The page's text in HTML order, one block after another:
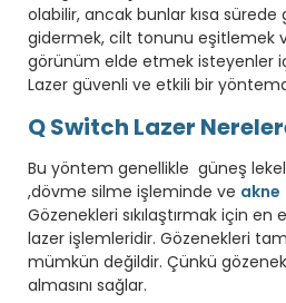
olabilir, ancak bunlar kısa sürede
gidermek, cilt tonunu eşitlemek
görünüm elde etmek isteyenler
Lazer güvenli ve etkili bir
Q Switch Lazer
Bu yöntem genellikle güneş
,dövme silme işleminde ve akne
Gözenekleri sıkılaştırmak için
lazer işlemleridir. Gözenekleri
mümkün değildir. Çünkü
almasını sağlar.